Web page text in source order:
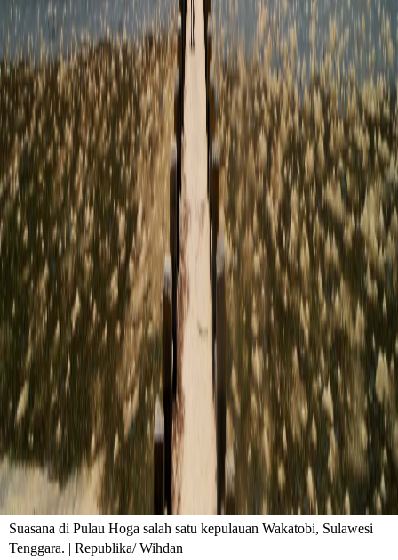
Suasana di Pulau Hoga salah satu kepulauan Wakatobi, Sulawesi
Tenggara. | Republika/ Wihdan